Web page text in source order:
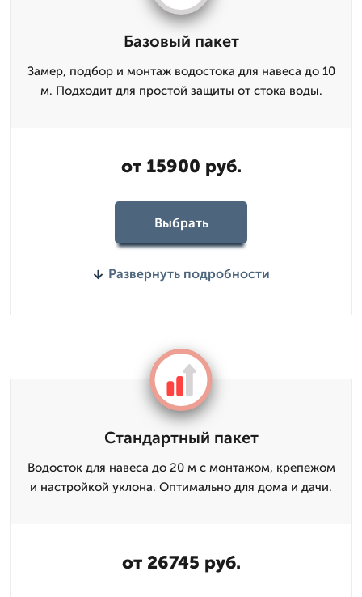
Базовый пакет
Замер, подбор и монтаж водостока для навеса до 10
м. Подходит для простой защиты от стока воды.
от 15900 руб.
Выбрать
Развернуть подробности
Стандартный пакет
Водосток для навеса до 20 м с монтажом, крепежом
и настройкой уклона. Оптимально для дома и дачи.
от 26745 руб.